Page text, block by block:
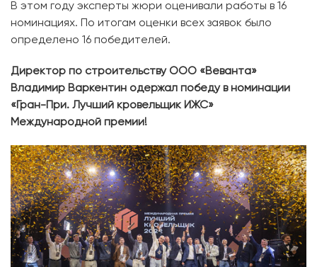
В этом году эксперты жюри оценивали работы в 16
номинациях. По итогам оценки всех заявок было
определено 16 победителей.
Директор по строительству ООО «Веванта»
Владимир Варкентин одержал победу в номинации
«Гран-При. Лучший кровельщик ИЖС»
Международной премии!